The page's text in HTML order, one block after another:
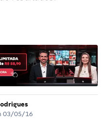
03/05/16